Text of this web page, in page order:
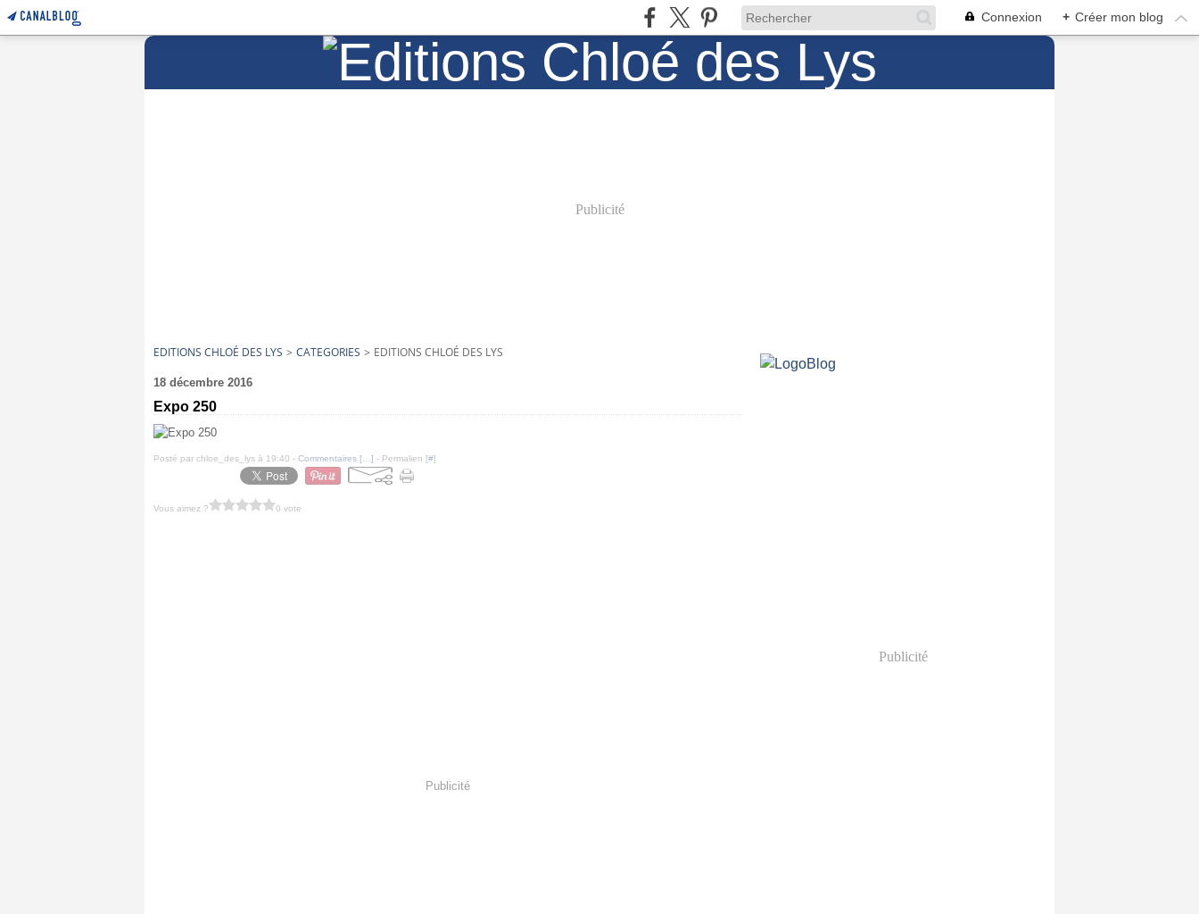
Connexion + Créer mon blog
Publicité
EDITIONS CHLOÉ DES LYS > CATEGORIES > EDITIONS CHLOÉ DES LYS
18 décembre 2016
Expo 250
Posté par chloe_des_lys à 19:40 - Commentaires [ ] - Permalien [#]
Vous aimez ? 0 vote
Publicité
Publicité